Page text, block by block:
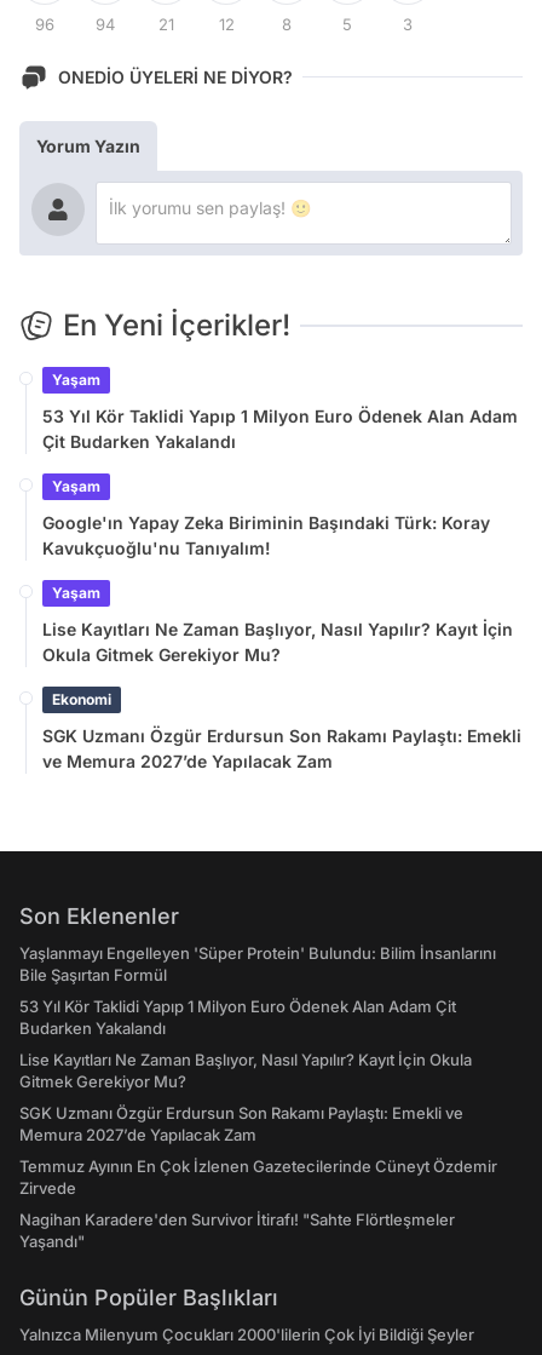
96 94 21 12 8 5 3
ONEDİO ÜYELERİ NE DİYOR?
Yorum Yazın
En Yeni İçerikler!
Yaşam
53 Yıl Kör Taklidi Yapıp 1 Milyon Euro Ödenek Alan Adam
Çit Budarken Yakalandı
Yaşam
Google'ın Yapay Zeka Biriminin Başındaki Türk: Koray
Kavukçuoğlu'nu Tanıyalım!
Yaşam
Lise Kayıtları Ne Zaman Başlıyor, Nasıl Yapılır? Kayıt İçin
Okula Gitmek Gerekiyor Mu?
Ekonomi
SGK Uzmanı Özgür Erdursun Son Rakamı Paylaştı: Emekli
ve Memura 2027’de Yapılacak Zam
Son Eklenenler
Yaşlanmayı Engelleyen 'Süper Protein' Bulundu: Bilim İnsanlarını
Bile Şaşırtan Formül
53 Yıl Kör Taklidi Yapıp 1 Milyon Euro Ödenek Alan Adam Çit
Budarken Yakalandı
Lise Kayıtları Ne Zaman Başlıyor, Nasıl Yapılır? Kayıt İçin Okula
Gitmek Gerekiyor Mu?
SGK Uzmanı Özgür Erdursun Son Rakamı Paylaştı: Emekli ve
Memura 2027’de Yapılacak Zam
Temmuz Ayının En Çok İzlenen Gazetecilerinde Cüneyt Özdemir
Zirvede
Nagihan Karadere'den Survivor İtirafı! "Sahte Flörtleşmeler
Yaşandı"
Günün Popüler Başlıkları
Yalnızca Milenyum Çocukları 2000'lilerin Çok İyi Bildiği Şeyler